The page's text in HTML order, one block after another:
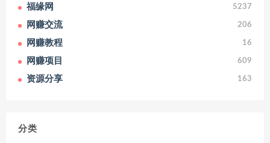
福缘网 5237
网赚交流 206
网赚教程 16
网赚项目 609
资源分享 163
分类